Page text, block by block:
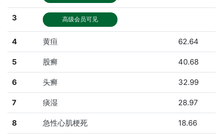
3 高级会员可见
4 黄疸 62.64
5 股癣 40.68
6 头癣 32.99
7 痰湿 28.97
8 急性心肌梗死 18.66